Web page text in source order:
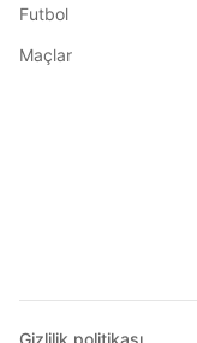
Futbol
Maçlar
Gizlilik politikası